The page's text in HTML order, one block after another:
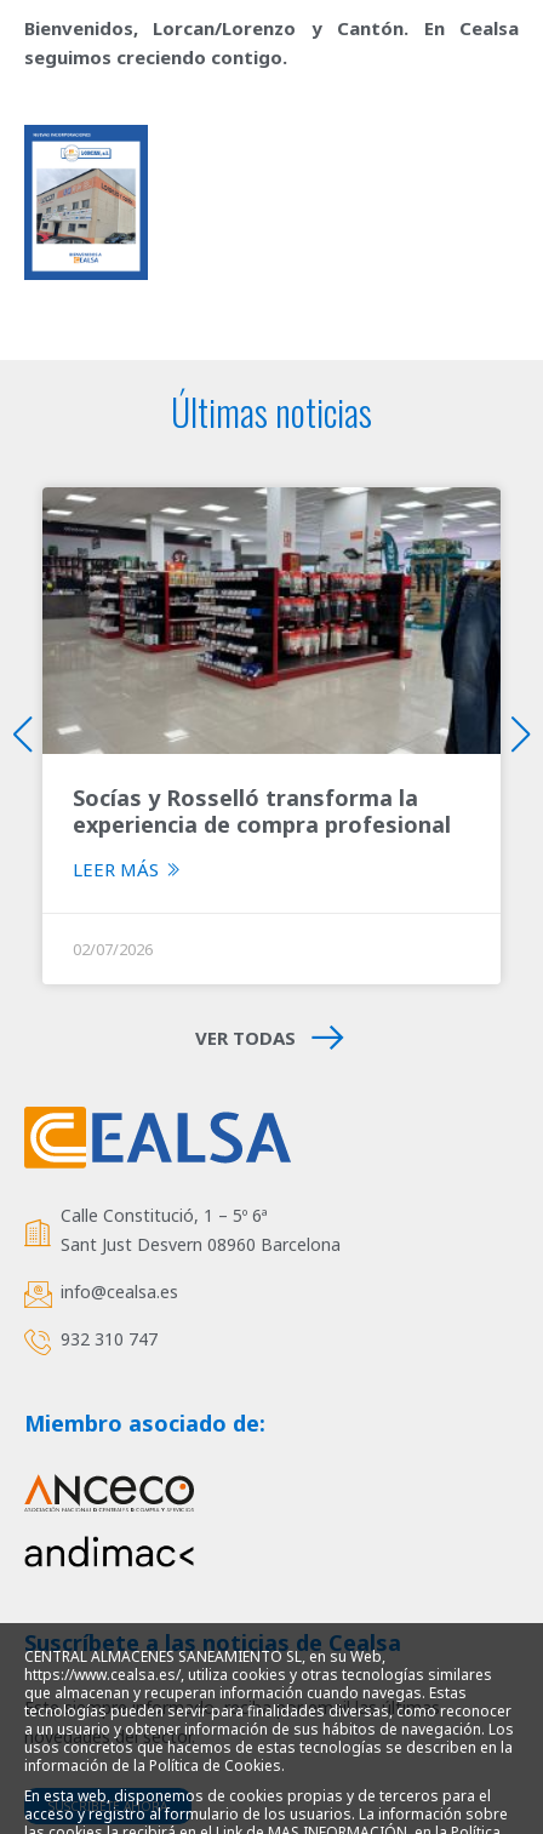
Bienvenidos, Lorcan/Lorenzo y Cantón. En Cealsa
seguimos creciendo contigo.
Últimas noticias
Socías y Rosselló transforma la
experiencia de compra profesional
m²
LEER MÁS
02/07/2026
VER TODAS
Calle Constitució, 1 – 5º 6ª
Sant Just Desvern 08960 Barcelona
info@cealsa.es
932 310 747
Miembro asociado de:
Suscríbete a las noticias de Cealsa
Este siempre informado, reciba por email las últimas
novedades del sector.
SUSCRÍBETE AHORA
CENTRAL ALMACENES SANEAMIENTO SL, en su Web,
https://www.cealsa.es/, utiliza cookies y otras tecnologías similares
que almacenan y recuperan información cuando navegas. Estas
tecnologías pueden servir para finalidades diversas, como reconocer
a un usuario y obtener información de sus hábitos de navegación. Los
usos concretos que hacemos de estas tecnologías se describen en la
información de la Política de Cookies.
En esta web, disponemos de cookies propias y de terceros para el
acceso y registro al formulario de los usuarios. La información sobre